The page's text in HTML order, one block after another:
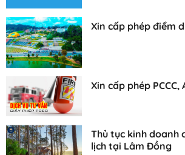
Xin cấp phép điểm
Xin cấp phép PCCC,
Thủ tục kinh doanh
lịch tại Lâm Đồng